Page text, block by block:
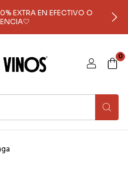
EXTRA EN EFECTIVO O
0